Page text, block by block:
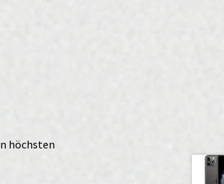
höchsten